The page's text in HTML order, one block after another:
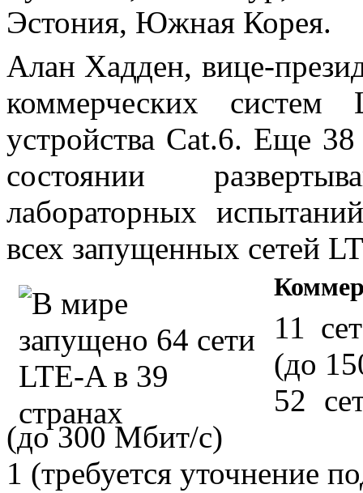
Эстония, Южная Корея.
Алан Хадден, вице-
коммерческих систем
устройства Cat.6. Еще
состоянии
лабораторных
всех запущенных сетей
11
(до
52
(до 300 Мбит/с)
1 (требуется уточнение